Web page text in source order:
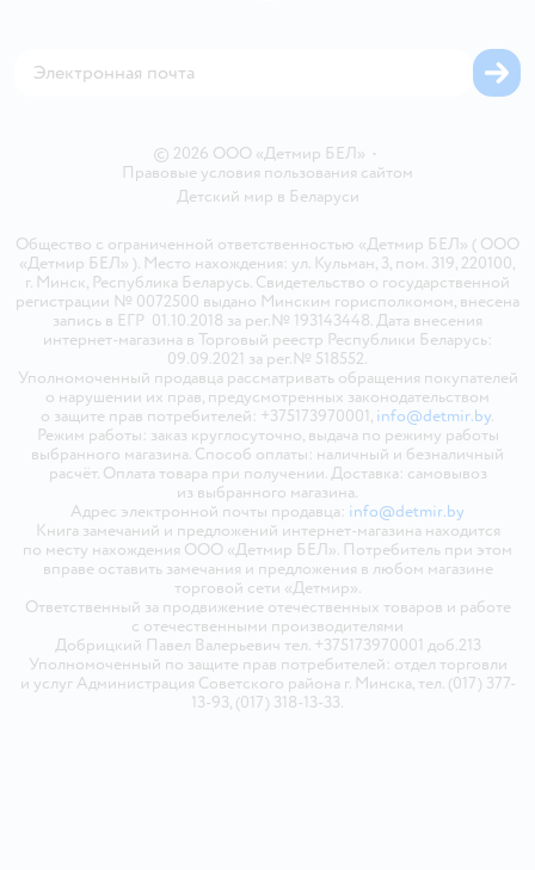
© 2026 ООО «Детмир БЕЛ» •
Правовые условия пользования сайтом
Детский мир в Беларуси
Общество с ограниченной ответственностью «Детмир БЕЛ» ( ООО
«Детмир БЕЛ» ). Место нахождения: ул. Кульман, 3, пом. 319, 220100,
г. Минск, Республика Беларусь. Свидетельство о государственной
регистрации № 0072500 выдано Минским горисполкомом, внесена
запись в ЕГР 01.10.2018 за рег.№ 193143448. Дата внесения
интернет-магазина в Торговый реестр Республики Беларусь:
09.09.2021 за рег.№ 518552.
Уполномоченный продавца рассматривать обращения покупателей
о нарушении их прав, предусмотренных законодательством
о защите прав потребителей: +375173970001, info@detmir.by.
Режим работы: заказ круглосуточно, выдача по режиму работы
выбранного магазина. Способ оплаты: наличный и безналичный
расчёт. Оплата товара при получении. Доставка: самовывоз
из выбранного магазина.
Адрес электронной почты продавца: info@detmir.by
Книга замечаний и предложений интернет-магазина находится
по месту нахождения ООО «Детмир БЕЛ». Потребитель при этом
вправе оставить замечания и предложения в любом магазине
торговой сети «Детмир».
Ответственный за продвижение отечественных товаров и работе
с отечественными производителями
Добрицкий Павел Валерьевич тел. +375173970001 доб.213
Уполномоченный по защите прав потребителей: отдел торговли
и услуг Администрация Советского района г. Минска, тел. (017) 377-
13-93, (017) 318-13-33.